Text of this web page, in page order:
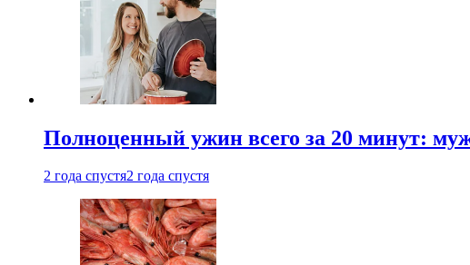
Полноценный ужин всего за 20 минут:
2 года спустя2 года спустя